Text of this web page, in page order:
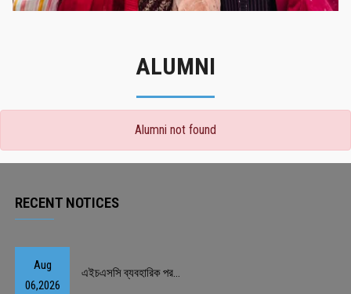
ALUMNI
Alumni not found
RECENT NOTICES
Aug
06,2026
এইচএসসি ব্যবহারিক পর...